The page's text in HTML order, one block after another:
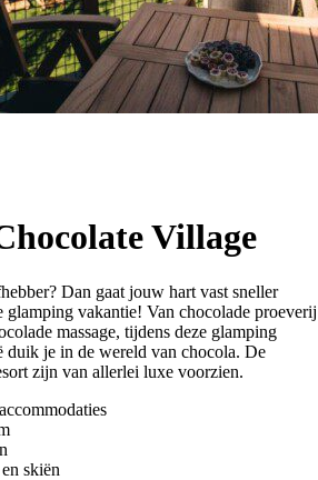
Village
Dan gaat jouw hart vast sneller
glamping vakantie! Van chocolade proeverij
massage, tijdens deze glamping
duik je in de wereld van chocola. De
zijn van allerlei luxe voorzien.
skiën